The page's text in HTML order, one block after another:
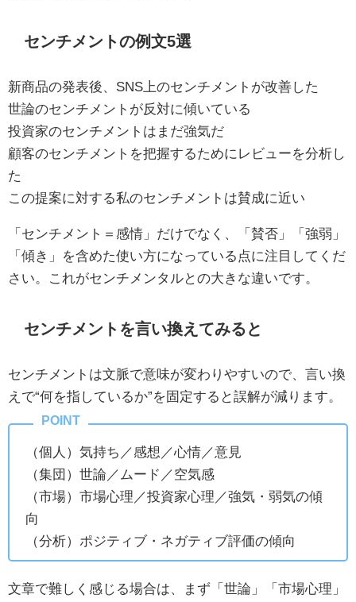
センチメントの例文5選
新商品の発表後、SNS上のセンチメントが改善した
世論のセンチメントが反対に傾いている
投資家のセンチメントはまだ強気だ
顧客のセンチメントを把握するためにレビューを分析し
た
この提案に対する私のセンチメントは賛成に近い
「センチメント＝感情」だけでなく、「賛否」「強弱」
「傾き」を含めた使い方になっている点に注目してくだ
さい。これがセンチメンタルとの大きな違いです。
センチメントを言い換えてみると
センチメントは文脈で意味が変わりやすいので、言い換
えで“何を指しているか”を固定すると誤解が減ります。
（個人）気持ち／感想／心情／意見
（集団）世論／ムード／空気感
（市場）市場心理／投資家心理／強気・弱気の傾
向
（分析）ポジティブ・ネガティブ評価の傾向
文章で難しく感じる場合は、まず「世論」「市場心理」